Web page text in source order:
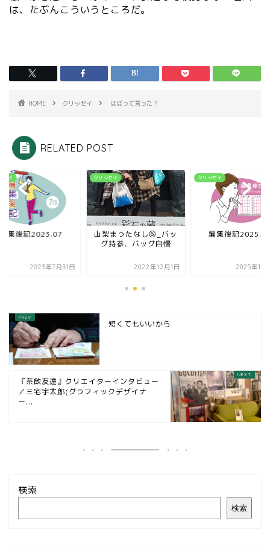
は、たぶんこういうところだ。
HOME クリッセイ ほぼって言った？
RELATED POST
セイ
編集後記2023.07
2023年7月31日
クリッセイ
山梨まったなし⑥_バッ
グ持参、バッグ自慢
2022年12月1日
クリッセイ
編集後記
2025年11
短くてもいいから
『茶飲友達』クリエイターインタビュー
／三宅宇太郎(グラフィックデザイナ
ー...
検索
検索